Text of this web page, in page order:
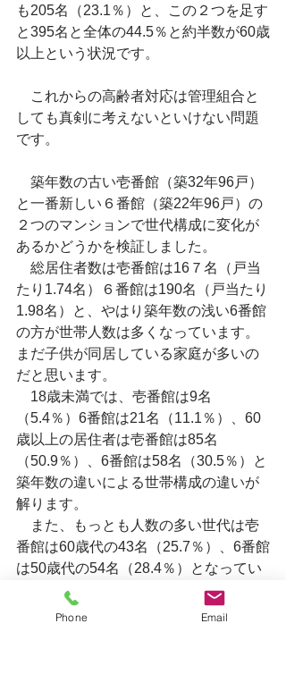
も205名（23.1％）と、この２つを足す
と395名と全体の44.5％と約半数が60歳
以上という状況です。
これからの高齢者対応は管理組合と
しても真剣に考えないといけない問題
です。
築年数の古い壱番館（築32年96戸）
と一番新しい６番館（築22年96戸）の
２つのマンションで世代構成に変化が
あるかどうかを検証しました。
総居住者数は壱番館は16７名（戸当
たり1.74名）６番館は190名（戸当たり
1.98名）と、やはり築年数の浅い6番館
の方が世帯人数は多くなっています。
まだ子供が同居している家庭が多いの
だと思います。
18歳未満では、壱番館は9名
（5.4％）6番館は21名（11.1％）、60
歳以上の居住者は壱番館は85名
（50.9％）、6番館は58名（30.5％）と
築年数の違いによる世帯構成の違いが
解ります。
また、もっとも人数の多い世代は壱
番館は60歳代の43名（25.7％）、6番館
は50歳代の54名（28.4％）となってい
ます。やはり築年数１０年違う分、入
居者の主要年齢層も違うことがわかり
Phone Email